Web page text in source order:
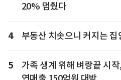
20% 멈췄다
4 부동산 치솟으니 커지는 집
5
가족 생계 위해 벼랑끝 시